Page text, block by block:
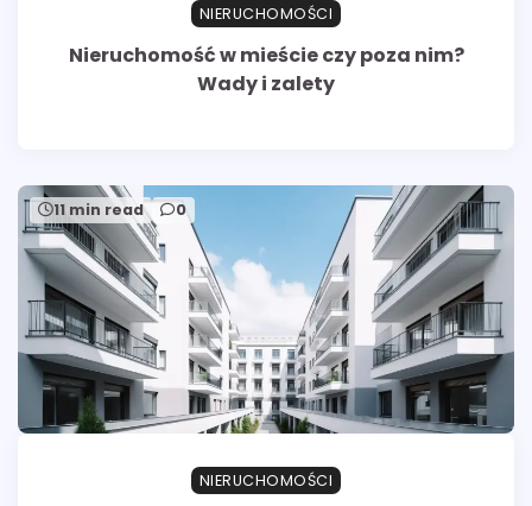
NIERUCHOMOŚCI
Nieruchomość w mieście czy poza nim?
Wady i zalety
11 min read 0
NIERUCHOMOŚCI